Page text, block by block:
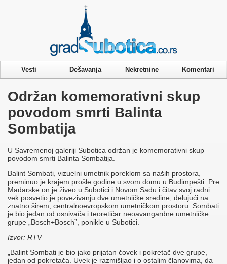
Vesti Dešavanja Nekretnine Komentari
Održan komemorativni skup
povodom smrti Balinta
Sombatija
U Savremenoj galeriji Subotica održan je komemorativni skup
povodom smrti Balinta Sombatija.
Balint Sombati, vizuelni umetnik poreklom sa naših prostora,
preminuo je krajem prošle godine u svom domu u Budimpešti. Pre
Mađarske on je živeo u Subotici i Novom Sadu i čitav svoj radni
vek posvetio je povezivanju dve umetničke sredine, delujući na
znatno širem, centralnoevropskom umetničkom prostoru. Sombati
je bio jedan od osnivača i teoretičar neoavangardne umetničke
grupe „Bosch+Bosch”, ponikle u Subotici.
Izvor: RTV
„Balint Sombati je bio jako prijatan čovek i pokretač dve grupe,
jedan od pokretača. Uvek je razmišljao i o ostalim članovima, da
Privacy & Cookies Policy